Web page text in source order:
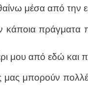
μέσα από την
κάποια
μου από εδώ και
μας μπορούν